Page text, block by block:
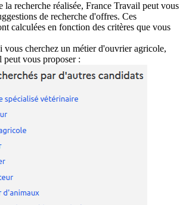
la recherche réalisée, France Travail peut vous
de recherche d'offres. Ces
calculées en fonction des critères que vous
vous cherchez un métier d'ouvrier agricole,
peut vous proposer :